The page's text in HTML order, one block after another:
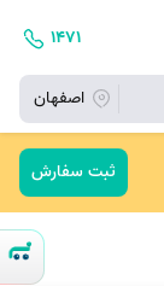
اصفهان
۱۴۷۱
ثبت سفارش